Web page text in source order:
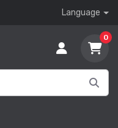
Language
0